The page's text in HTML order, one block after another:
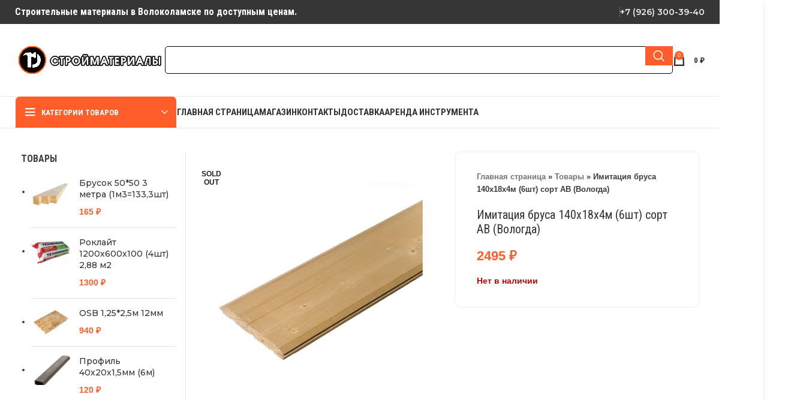
Строительные материалы в Волоколамске по доступным ценам. +7 (926) 300-39-40
0
0 ₽
КАТЕГОРИИ ТОВАРОВ ГЛАВНАЯ СТРАНИЦАМАГАЗИНКОНТАКТЫДОСТАВКААРЕНДА ИНСТРУМЕНТА
SOLD
OUT
Главная страница» Товары » Имитация бруса
140х18х4м (6шт) сорт АВ (Вологда)
Имитация бруса 140х18х4м (6шт) сорт
АВ (Вологда)
2495 ₽
Нет в наличии
ТОВАРЫ
Брусок 50*50 3
метра (1м3=133,3шт)
165 ₽
Роклайт
1200х600х100 (4шт)
2,88 м2
1300 ₽
OSB 1,25*2,5м 12мм
940 ₽
Профиль
40х20х1,5мм (6м)
120 ₽